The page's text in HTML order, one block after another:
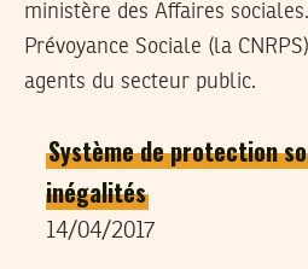
ministère des Affaires
Prévoyance Sociale (la
agents du secteur public.
Système de protection
inégalités
14/04/2017